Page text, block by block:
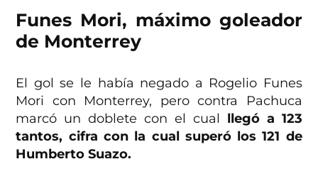
Funes Mori, máximo goleador
de Monterrey
El gol se le había negado a Rogelio Funes
Mori con Monterrey, pero contra Pachuca
marcó un doblete con el cual llegó a 123
tantos, cifra con la cual superó los 121 de
Humberto Suazo.